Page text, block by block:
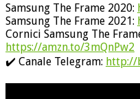
Samsung The Frame 2020:
Samsung The Frame 2021:
Cornici Samsung The
https://amzn.to/3mQnPw2
✔️ Canale Telegram: http://